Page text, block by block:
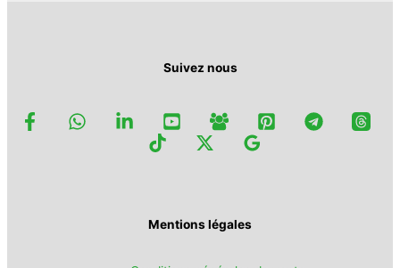
Suivez nous
Mentions légales